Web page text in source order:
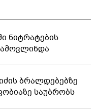
ნიტრატების
ბრალდებებზე
საუბრობს